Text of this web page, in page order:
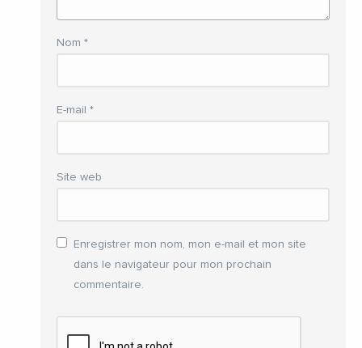
Nom *
E-mail *
Site web
Enregistrer mon nom, mon e-mail et mon site
dans le navigateur pour mon prochain
commentaire.